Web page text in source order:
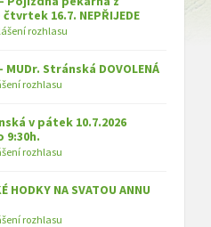
16.7. NEPŘIJEDE
rozhlasu
MUDr. Stránská DOVOLENÁ
rozhlasu
v pátek 10.7.2026
9:30h.
rozhlasu
HODKY NA SVATOU ANNU
rozhlasu